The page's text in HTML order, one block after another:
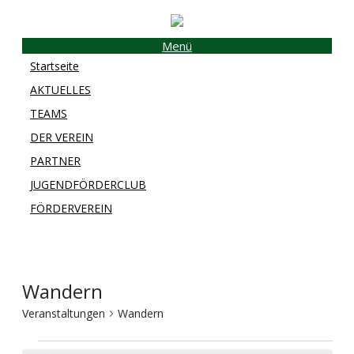
Menü
Startseite
AKTUELLES
TEAMS
DER VEREIN
PARTNER
JUGENDFÖRDERCLUB
FÖRDERVEREIN
Wandern
Veranstaltungen Wandern